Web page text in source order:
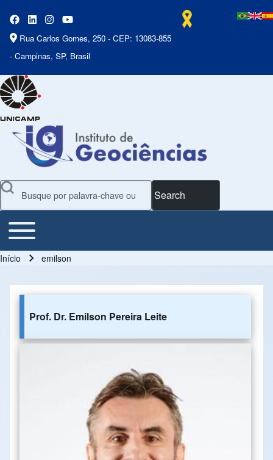
Rua Carlos Gomes, 250 - CEP: 13083-855
- Campinas, SP, Brasil
Search
Main Menu
Toggle main menu
Início emilson
Prof. Dr. Emilson Pereira Leite